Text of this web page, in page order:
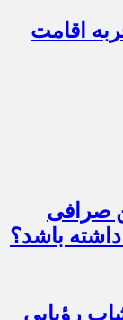
اقامت
صرافی
داشته باشد؟
رؤیایی